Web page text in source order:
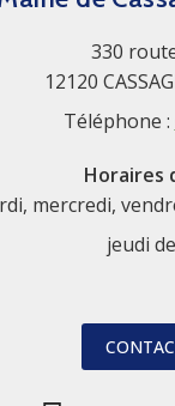
330
12120
Téléphone :
Horaires
mercredi,
jeudi